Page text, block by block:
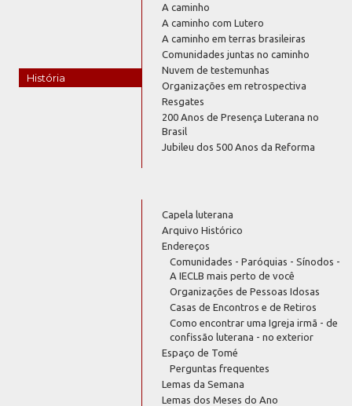
História
A caminho
A caminho com Lutero
A caminho em terras brasileiras
Comunidades juntas no caminho
Nuvem de testemunhas
Organizações em retrospectiva
Resgates
200 Anos de Presença Luterana no
Brasil
Jubileu dos 500 Anos da Reforma
Capela luterana
Arquivo Histórico
Endereços
Comunidades - Paróquias - Sínodos -
A IECLB mais perto de você
Organizações de Pessoas Idosas
Casas de Encontros e de Retiros
Como encontrar uma Igreja irmã - de
confissão luterana - no exterior
Espaço de Tomé
Perguntas frequentes
Lemas da Semana
Lemas dos Meses do Ano